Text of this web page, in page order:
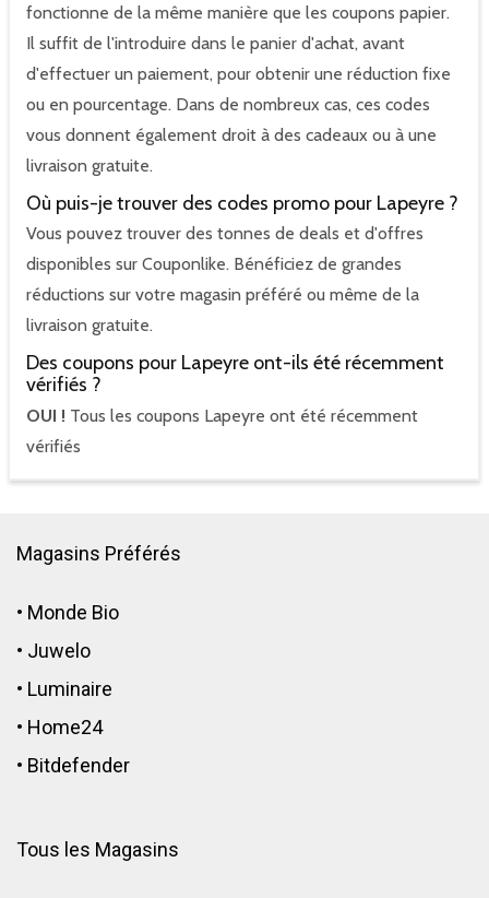
fonctionne de la même manière que les coupons papier.
Il suffit de l'introduire dans le panier d'achat, avant
d'effectuer un paiement, pour obtenir une réduction fixe
ou en pourcentage. Dans de nombreux cas, ces codes
vous donnent également droit à des cadeaux ou à une
livraison gratuite.
Où puis-je trouver des codes promo pour Lapeyre ?
Vous pouvez trouver des tonnes de deals et d'offres
disponibles sur Couponlike. Bénéficiez de grandes
réductions sur votre magasin préféré ou même de la
livraison gratuite.
Des coupons pour Lapeyre ont-ils été récemment
vérifiés ?
OUI ! Tous les coupons Lapeyre ont été récemment
vérifiés
Magasins Préférés
• Monde Bio
• Juwelo
• Luminaire
• Home24
• Bitdefender
Tous les Magasins